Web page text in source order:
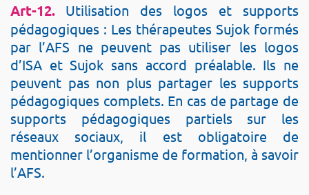
Art-12.
Utilisation des logos et supports
pédagogiques : Les thérapeutes Sujok formés
par l’AFS ne peuvent pas utiliser les logos
d’ISA et Sujok sans accord préalable. Ils ne
peuvent pas non plus partager les supports
pédagogiques complets. En cas de partage de
supports pédagogiques partiels sur les
réseaux sociaux, il est obligatoire de
mentionner l’organisme de formation, à savoir
l’AFS.